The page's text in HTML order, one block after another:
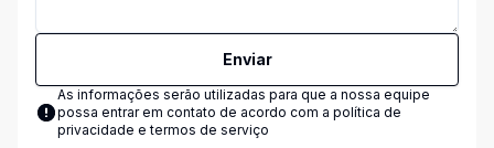
Enviar
As informações serão utilizadas para que a nossa equipe
possa entrar em contato de acordo com a política de
privacidade e termos de serviço